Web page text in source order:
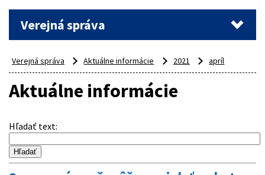
Verejná správa
Verejná správa Aktuálne informácie 2021 apríl
Aktuálne informácie
Hľadať text: